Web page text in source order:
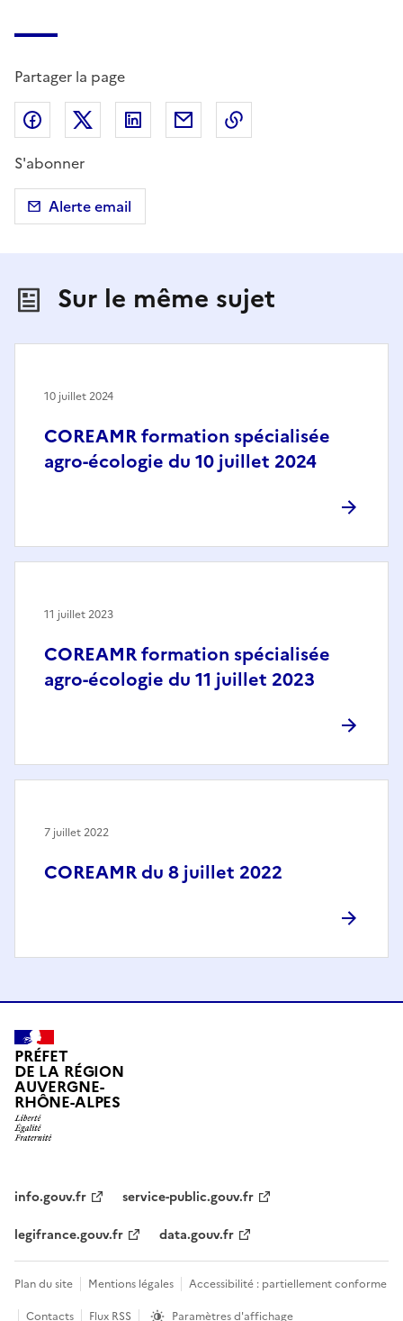
Partager la page
Partager sur Facebook
Partager sur X (anciennement Twitter)
Partager sur LinkedIn
Partager par email
S'abonner
Alerte email
Sur le même sujet
COREAMR formation spécialisée
agro-écologie du 10 juillet 2024
10 juillet 2024
COREAMR formation spécialisée
agro-écologie du 11 juillet 2023
11 juillet 2023
COREAMR du 8 juillet 2022
7 juillet 2022
PRÉFET
DE LA RÉGION
AUVERGNE-
RHÔNE-ALPES
info.gouv.fr
service-public.gouv.fr
legifrance.gouv.fr
data.gouv.fr
Plan du site Mentions légales
Accessibilité : partiellement conforme
Contacts
Flux RSS Paramètres d'affichage